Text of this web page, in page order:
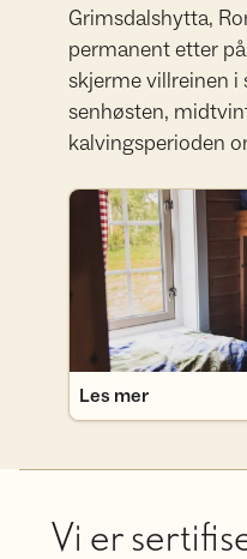
Grimsdalshytta,
permanent etter
skjerme villreinen i
senhøsten,
kalvingsperioden
Les mer
Les mer
Vi er